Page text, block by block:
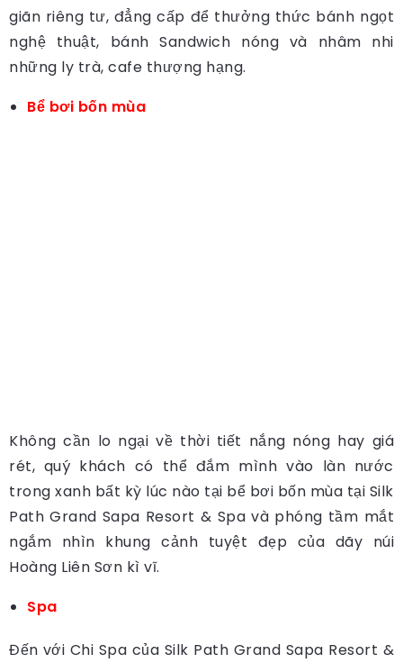
giãn riêng tư, đẳng cấp để thưởng thức bánh ngọt
nghệ thuật, bánh Sandwich nóng và nhâm nhi
những ly trà, cafe thượng hạng.
Bể bơi bốn mùa
Không cần lo ngại về thời tiết nắng nóng hay giá
rét, quý khách có thể đắm mình vào làn nước
trong xanh bất kỳ lúc nào tại bể bơi bốn mùa tại Silk
Path Grand Sapa Resort & Spa và phóng tầm mắt
ngắm nhìn khung cảnh tuyệt đẹp của dãy núi
Hoàng Liên Sơn kì vĩ.
Spa
Đến với Chi Spa của Silk Path Grand Sapa Resort &